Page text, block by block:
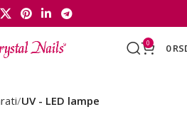
0 0
UV - LED lampe